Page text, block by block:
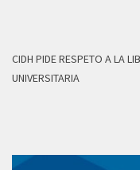
CIDH PIDE RESPETO A LA
UNIVERSITARIA